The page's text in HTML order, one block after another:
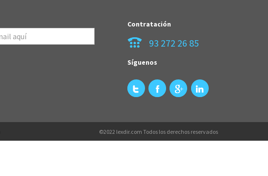
Contratación
93 272 26 85
Síguenos
©2022 lexdir.com Todos los derechos reservados